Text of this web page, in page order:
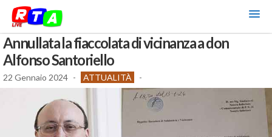
Annullata la fiaccolata di vicinanza a don
Alfonso Santoriello
22 Gennaio 2024 - ATTUALITÀ -